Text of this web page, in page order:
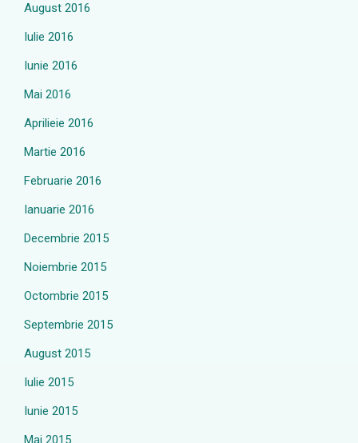
August 2016
Iulie 2016
Iunie 2016
Mai 2016
Aprilieie 2016
Martie 2016
Februarie 2016
Ianuarie 2016
Decembrie 2015
Noiembrie 2015
Octombrie 2015
Septembrie 2015
August 2015
Iulie 2015
Iunie 2015
Mai 2015